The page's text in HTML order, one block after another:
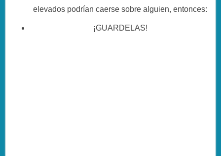
elevados podrían caerse sobre alguien, entonces:
¡GUARDELAS!